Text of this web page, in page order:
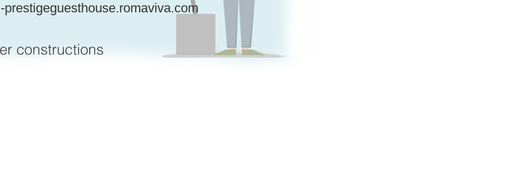
prestigeguesthouse.romaviva.com